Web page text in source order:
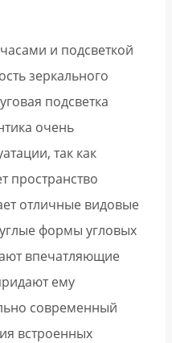
и подсветкой
зеркального
подсветка
очень
так как
пространство
отличные видовые
формы угловых
впечатляющие
ему
современный
встроенных